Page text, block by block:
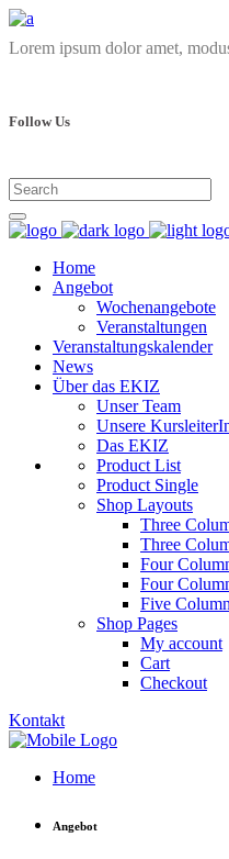
Lorem ipsum dolor amet,
Follow Us
Home
Angebot
Wochenangebote
Veranstaltungen
Veranstaltungskalender
News
Über das EKIZ
Unser Team
Unsere
Das EKIZ
Product List
Product Single
Shop Layouts
Three
Three
Four
Four
Five
Shop Pages
My account
Cart
Checkout
Kontakt
Home
Angebot